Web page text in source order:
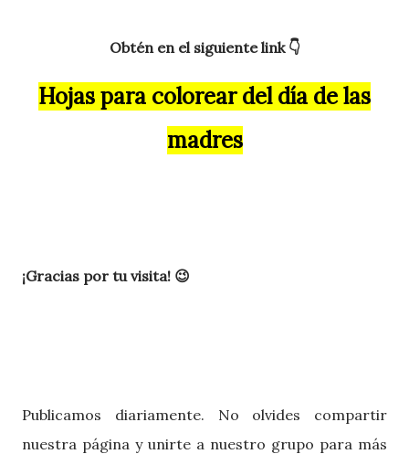
Obtén en el siguiente link👇
Hojas para colorear del día de las
madres
¡Gracias por tu visita! 😉
Publicamos diariamente. No olvides compartir
nuestra página y unirte a nuestro grupo para más